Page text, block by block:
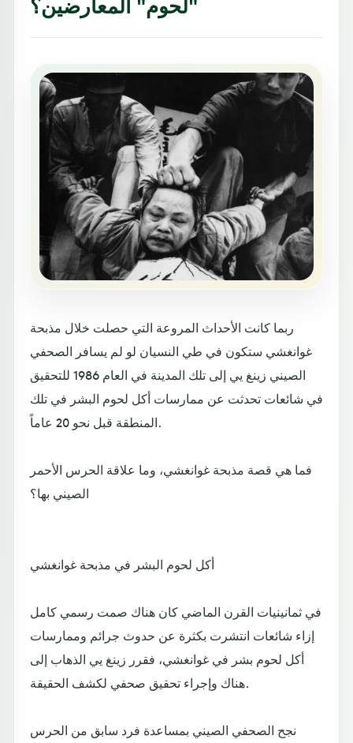
ربما كانت الأحداث المروعة التي حصلت خلال مذبحة
غوانغشي ستكون في طي النسيان لو لم يسافر الصحفي
الصيني زينغ يي إلى تلك المدينة في العام 1986 للتحقيق
في شائعات تحدثت عن ممارسات أكل لحوم البشر في تلك
المنطقة قبل نحو 20 عاماً.
فما هي قصة مذبحة غوانغشي، وما علاقة الحرس الأحمر
الصيني بها؟
أكل لحوم البشر في مذبحة غوانغشي
في ثمانينيات القرن الماضي كان هناك صمت رسمي كامل
إزاء شائعات انتشرت بكثرة عن حدوث جرائم وممارسات
أكل لحوم بشر في غوانغشي، فقرر زينغ يي الذهاب إلى
هناك وإجراء تحقيق صحفي لكشف الحقيقة.
نجح الصحفي الصيني بمساعدة فرد سابق من الحرس